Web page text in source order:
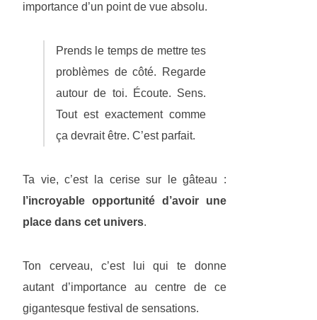
importance d’un point de vue absolu.
Prends le temps de mettre tes
problèmes de côté. Regarde
autour de toi. Écoute. Sens.
Tout est exactement comme
ça devrait être. C’est parfait.
Ta vie, c’est la cerise sur le gâteau :
l’incroyable opportunité d’avoir une
place dans cet univers.
Ton cerveau, c’est lui qui te donne
autant d’importance au centre de ce
gigantesque festival de sensations.